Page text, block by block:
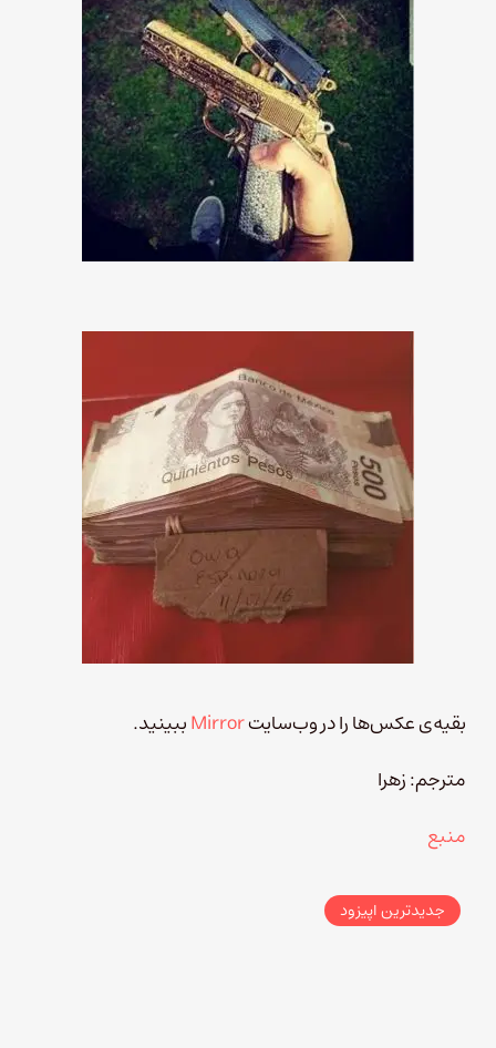
بقیه‌ی عکس‌ها را در وب‌سایتMirrorببینید.
مترجم: زهرا
منبع
جدیدترین اپیزود